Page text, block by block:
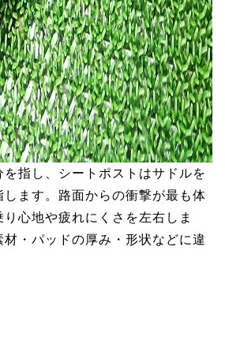
指し、シートポストはサドルを
ます。路面からの衝撃が最も体
心地や疲れにくさを左右しま
・パッドの厚み・形状などに違